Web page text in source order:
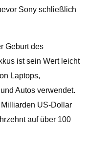
Sony schließlich
Geburt des
ist sein Wert leicht
Laptops,
Autos verwendet.
US-Dollar
auf über 100